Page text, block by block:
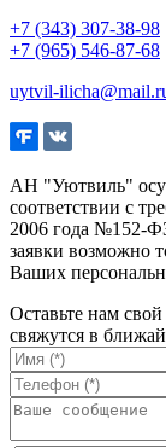
+7 (343) 307-38-98
+7 (965) 546-87-68
uytvil-
АН "Уютвиль"
соответствии с
2006 года №152-
заявки возможно
Ваших
Оставьте нам
свяжутся в